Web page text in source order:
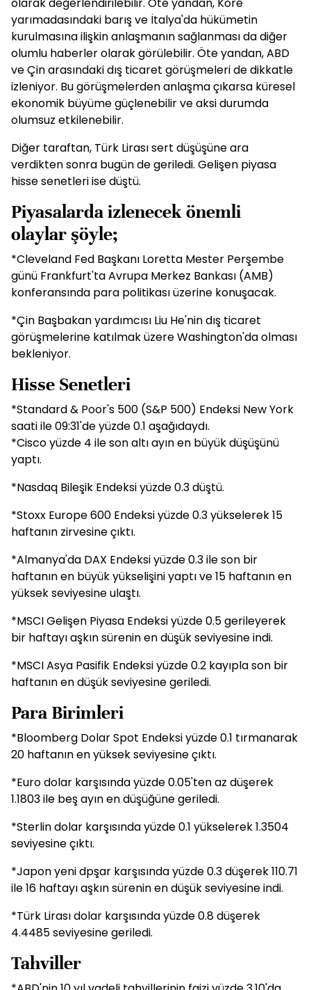
yarımadasındaki barış ve İtalya'da hükümetin
kurulmasına ilişkin anlaşmanın sağlanması da diğer
olumlu haberler olarak görülebilir. Öte yandan, ABD
ve Çin arasındaki dış ticaret görüşmeleri de dikkatle
izleniyor. Bu görüşmelerden anlaşma çıkarsa küresel
ekonomik büyüme güçlenebilir ve aksi durumda
olumsuz etkilenebilir.
Diğer taraftan, Türk Lirası sert düşüşüne ara
verdikten sonra bugün de geriledi. Gelişen piyasa
hisse senetleri ise düştü.
Piyasalarda izlenecek önemli
olaylar şöyle;
*Cleveland Fed Başkanı Loretta Mester Perşembe
günü Frankfurt'ta Avrupa Merkez Bankası (AMB)
konferansında para politikası üzerine konuşacak.
*Çin Başbakan yardımcısı Liu He'nin dış ticaret
görüşmelerine katılmak üzere Washington'da olması
bekleniyor.
Hisse Senetleri
*Standard & Poor's 500 (S&P 500) Endeksi New York
saati ile 09:31'de yüzde 0.1 aşağıdaydı.
*Cisco yüzde 4 ile son altı ayın en büyük düşüşünü
yaptı.
*Nasdaq Bileşik Endeksi yüzde 0.3 düştü.
*Stoxx Europe 600 Endeksi yüzde 0.3 yükselerek 15
haftanın zirvesine çıktı.
*Almanya'da DAX Endeksi yüzde 0.3 ile son bir
haftanın en büyük yükselişini yaptı ve 15 haftanın en
yüksek seviyesine ulaştı.
*MSCI Gelişen Piyasa Endeksi yüzde 0.5 gerileyerek
bir haftayı aşkın sürenin en düşük seviyesine indi.
*MSCI Asya Pasifik Endeksi yüzde 0.2 kayıpla son bir
haftanın en düşük seviyesine geriledi.
Para Birimleri
*Bloomberg Dolar Spot Endeksi yüzde 0.1 tırmanarak
20 haftanın en yüksek seviyesine çıktı.
*Euro dolar karşısında yüzde 0.05'ten az düşerek
1.1803 ile beş ayın en düşüğüne geriledi.
*Sterlin dolar karşısında yüzde 0.1 yükselerek 1.3504
seviyesine çıktı.
*Japon yeni dpşar karşısında yüzde 0.3 düşerek 110.71
ile 16 haftayı aşkın sürenin en düşük seviyesine indi.
*Türk Lirası dolar karşısında yüzde 0.8 düşerek
4.4485 seviyesine geriledi.
Tahviller